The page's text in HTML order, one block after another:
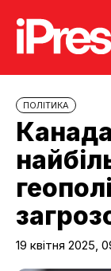
ПОЛІТИКА
19 квітня 2025,